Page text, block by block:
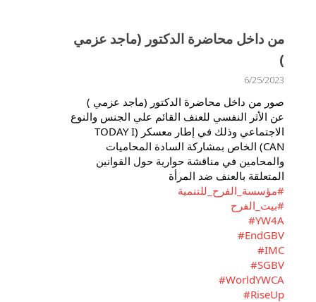
من داخل محاضرة الدكتور (ماجد عزمي
)
6/25/2023
صور من داخل محاضرة الدكتور (ماجد عزمي )
عن الأثر النفسي للعنف القائم علي الجنس والنوع
الاجتماعي وذلك في إطار معسكر (TODAY I
CAN) الخاص بمشاركة السادة المحاميات
والمحامين في مناقشة حوارية حول القوانين
المتعلقة بالعنف ضد المرأة
#مؤسسة_الفرح_للتنمية
#بيت_الفرح
#YW4A
#EndGBV
#IMC
#SGBV
#WorldYWCA
#RiseUp